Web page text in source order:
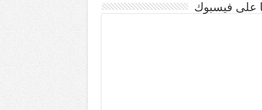
على فيسبوك